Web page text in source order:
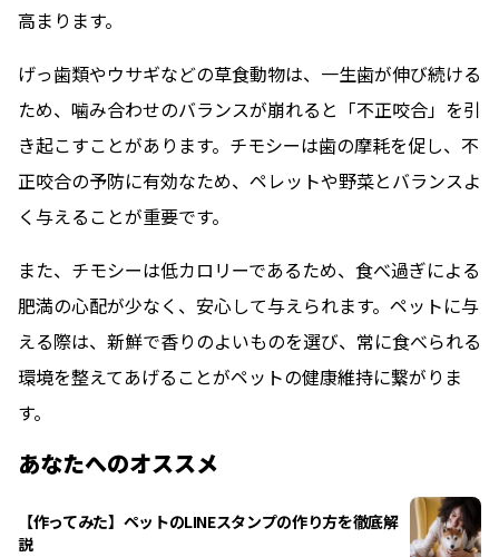
高まります。
げっ歯類やウサギなどの草食動物は、一生歯が伸び続ける
ため、噛み合わせのバランスが崩れると「不正咬合」を引
き起こすことがあります。チモシーは歯の摩耗を促し、不
正咬合の予防に有効なため、ペレットや野菜とバランスよ
く与えることが重要です。
また、チモシーは低カロリーであるため、食べ過ぎによる
肥満の心配が少なく、安心して与えられます。ペットに与
える際は、新鮮で香りのよいものを選び、常に食べられる
環境を整えてあげることがペットの健康維持に繋がりま
す。
あなたへのオススメ
【作ってみた】ペットのLINEスタンプの作り方を徹底解
説